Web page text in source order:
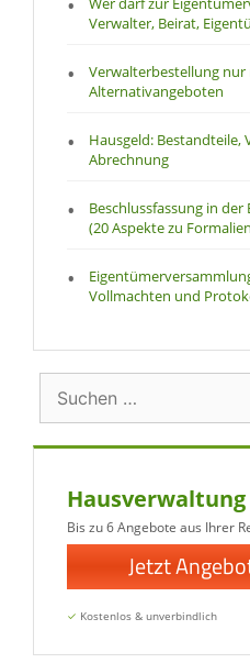
Verwalter, Beirat,
Verwalterbestellung nur
Alternativangeboten
Hausgeld: Bestandteile,
Abrechnung
Beschlussfassung in
(20 Aspekte zu
Vollmachten und
nach:
Hausverwaltung
Bis zu 6 Angebote aus Ihrer
Jetzt
✓ Kostenlos & unverbindlich